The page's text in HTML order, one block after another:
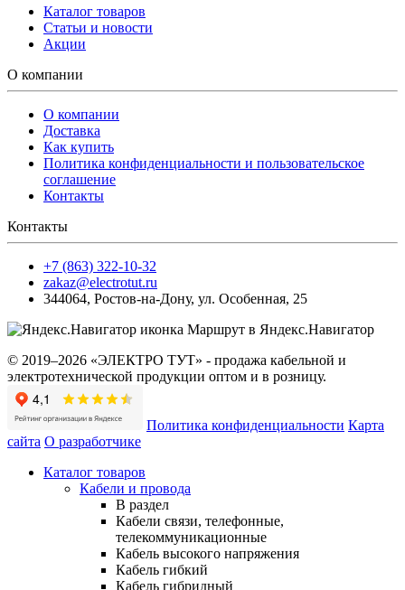
Каталог товаров
Статьи и новости
Акции
О компании
О компании
Доставка
Как купить
Политика конфиденциальности и пользовательское
соглашение
Контакты
Контакты
+7 (863) 322-10-32
zakaz@electrotut.ru
344064, Ростов-на-Дону, ул. Особенная, 25
Маршрут в Яндекс.Навигатор
© 2019–2026 «ЭЛЕКТРО ТУТ» - продажа кабельной и
электротехнической продукции оптом и в розницу.
Политика конфиденциальности Карта
сайта О разработчике
Каталог товаров
Кабели и провода
В раздел
Кабели связи, телефонные,
телекоммуникационные
Кабель высокого напряжения
Кабель гибкий
Кабель гибридный